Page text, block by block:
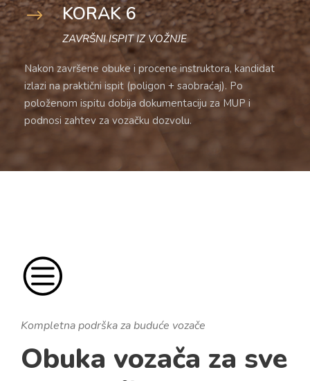
KORAK 6
ZAVRŠNI ISPIT IZ VOŽNJE
Nakon završene obuke i procene instruktora, kandidat
izlazi na praktični ispit (poligon + saobraćaj). Po
položenom ispitu dobija dokumentaciju za MUP i
podnosi zahtev za vozačku dozvolu.
Kompletna podrška za buduće vozače
Obuka vozača za sve